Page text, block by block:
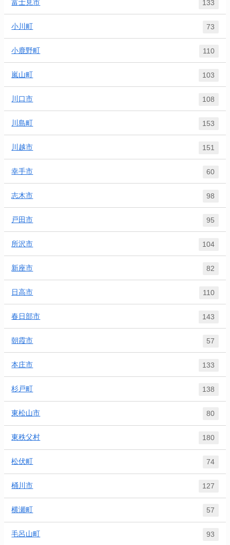
富士見市 133
小川町 73
小鹿野町 110
嵐山町 103
川口市 108
川島町 153
川越市 151
幸手市 60
志木市 98
戸田市 95
所沢市 104
新座市 82
日高市 110
春日部市 143
朝霞市 57
本庄市 133
杉戸町 138
東松山市 80
東秩父村 180
松伏町 74
桶川市 127
横瀬町 57
毛呂山町 93